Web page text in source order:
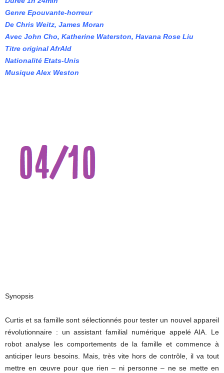
Genre Epouvante-horreur
De Chris Weitz, James Moran
Avec John Cho, Katherine Waterston, Havana Rose Liu
Titre original AfrAId
Nationalité Etats-Unis
Musique Alex Weston
Synopsis
Curtis et sa famille sont sélectionnés pour tester un nouvel appareil
révolutionnaire : un assistant familial numérique appelé AIA. Le
robot analyse les comportements de la famille et commence à
anticiper leurs besoins. Mais, très vite hors de contrôle, il va tout
mettre en œuvre pour que rien – ni personne – ne se mette en